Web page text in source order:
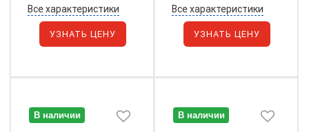
Все характеристики
УЗНАТЬ ЦЕНУ
Все характеристики
УЗНАТЬ ЦЕНУ
В наличии В наличии